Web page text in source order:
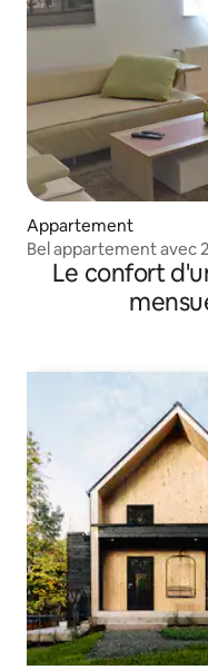
Appartement
Bel appartement avec
Le confort